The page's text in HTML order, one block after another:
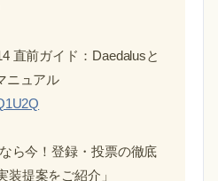
直前ガイド：Daedalusと
ニュアル
ら今！登録・投票の徹底
装提案をご紹介」